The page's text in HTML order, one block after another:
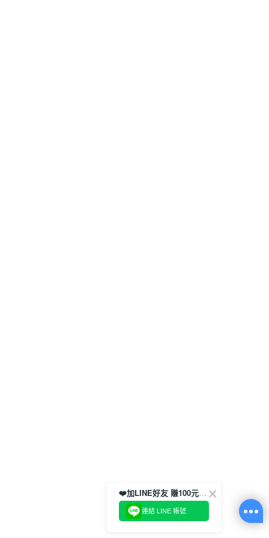
❤️加LINE好友 賺100元券！
連結 LINE 帳號